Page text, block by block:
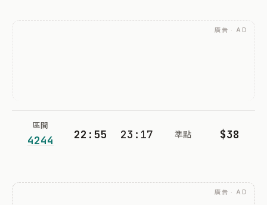
廣告 · AD
區間
4244 22:55 23:17 準點 $38
廣告 · AD